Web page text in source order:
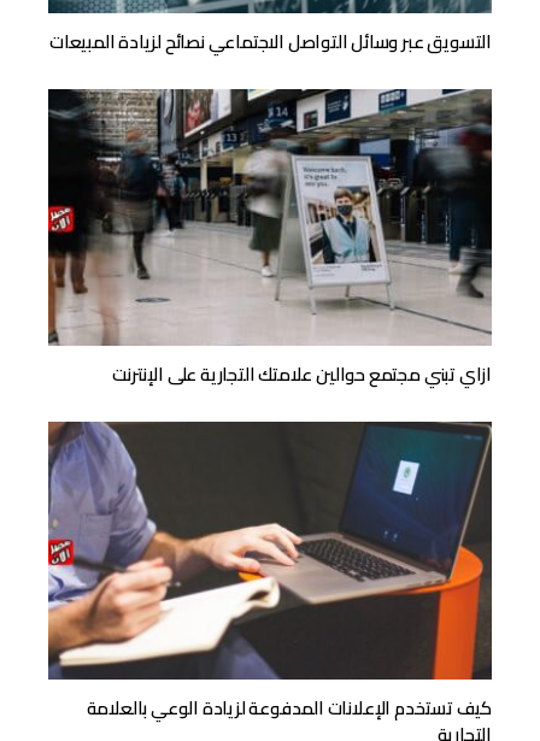
التسويق عبر وسائل التواصل الاجتماعي نصائح لزيادة المبيعات
ازاي تبني مجتمع حوالين علامتك التجارية على الإنترنت
كيف تستخدم الإعلانات المدفوعة لزيادة الوعي بالعلامة